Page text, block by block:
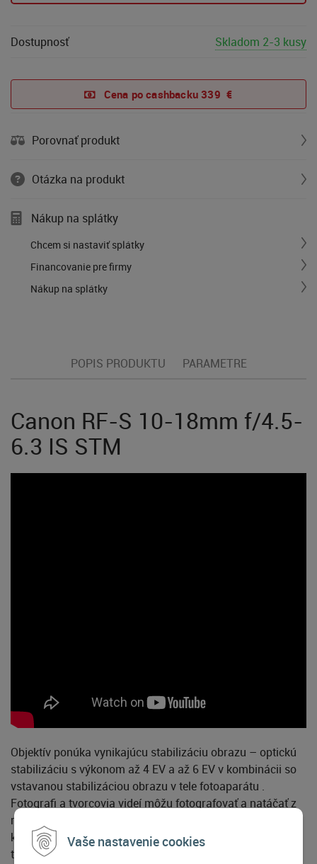
Vaše nastavenie cookies
Dostupnosť Skladom 2-3 kusy
Cena po cashbacku 339  €
Porovnať produkt
Otázka na produkt
Nákup na splátky
Chcem si nastaviť splátky
Financovanie pre firmy
Nákup na splátky
POPIS PRODUKTU PARAMETRE
Canon RF-S 10-18mm f/4.5-
6.3 IS STM
Objektív ponúka vynikajúcu stabilizáciu obrazu – optickú
stabilizáciu s výkonom až 4 EV a až 6 EV v kombinácii so
vstavanou stabilizáciou obrazu v tele fotoaparátu .
Fotografi a tvorcovia videí môžu fotografovať a natáčať z
ruky s istotou, a to aj za zlých svetelných podmienok. V
kombinácii s digitálnym IS pri filmovaní je ideálny pre
tvorcov obsahu bez statívu, ktorí potrebujú širokouhlý